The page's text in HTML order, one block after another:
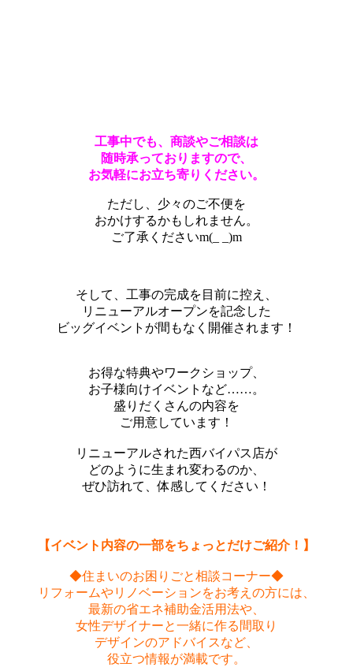
工事中でも、商談やご相談は
随時承っておりますので、
お気軽にお立ち寄りください。
ただし、少々のご不便を
おかけするかもしれません。
ご了承くださいm(_ _)m
そして、工事の完成を目前に控え、
リニューアルオープンを記念した
ビッグイベントが間もなく開催されます！
お得な特典やワークショップ、
お子様向けイベントなど……。
盛りだくさんの内容を
ご用意しています！
リニューアルされた西バイパス店が
どのように生まれ変わるのか、
ぜひ訪れて、体感してください！
【イベント内容の一部をちょっとだけご紹介！】
◆住まいのお困りごと相談コーナー◆
リフォームやリノベーションをお考えの方には、
最新の省エネ補助金活用法や、
女性デザイナーと一緒に作る間取り
デザインのアドバイスなど、
役立つ情報が満載です。